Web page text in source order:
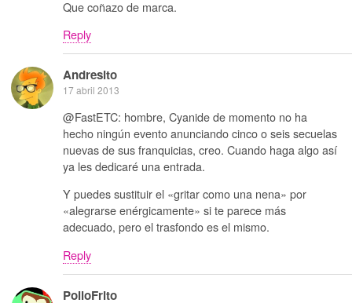
Que coñazo de marca.
Reply
Andresito
17 abril 2013
@FastETC: hombre, Cyanide de momento no ha
hecho ningún evento anunciando cinco o seis secuelas
nuevas de sus franquicias, creo. Cuando haga algo así
ya les dedicaré una entrada.
Y puedes sustituir el «gritar como una nena» por
«alegrarse enérgicamente» si te parece más
adecuado, pero el trasfondo es el mismo.
Reply
PolloFrito